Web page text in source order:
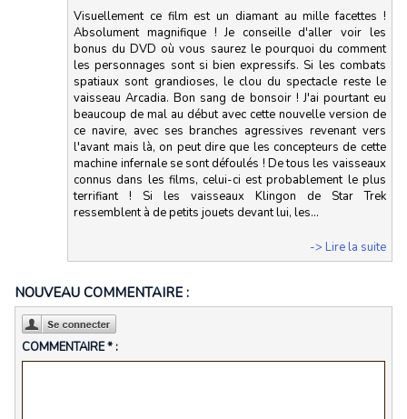
Visuellement ce film est un diamant au mille facettes !
Absolument magnifique ! Je conseille d'aller voir les
bonus du DVD où vous saurez le pourquoi du comment
les personnages sont si bien expressifs. Si les combats
spatiaux sont grandioses, le clou du spectacle reste le
vaisseau Arcadia. Bon sang de bonsoir ! J'ai pourtant eu
beaucoup de mal au début avec cette nouvelle version de
ce navire, avec ses branches agressives revenant vers
l'avant mais là, on peut dire que les concepteurs de cette
machine infernale se sont défoulés ! De tous les vaisseaux
connus dans les films, celui-ci est probablement le plus
terrifiant ! Si les vaisseaux Klingon de Star Trek
ressemblent à de petits jouets devant lui, les...
-> Lire la suite
NOUVEAU COMMENTAIRE :
COMMENTAIRE * :